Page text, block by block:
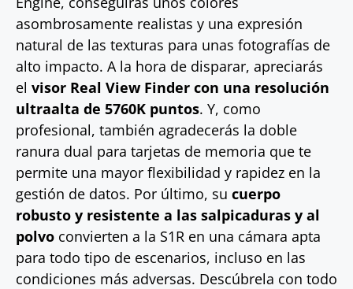
asombrosamente realistas y una expresión
natural de las texturas para unas fotografías de
alto impacto. A la hora de disparar, apreciarás
el visor Real View Finder con una resolución
ultraalta de 5760K puntos. Y, como
profesional, también agradecerás la doble
ranura dual para tarjetas de memoria que te
permite una mayor flexibilidad y rapidez en la
gestión de datos. Por último, su cuerpo
robusto y resistente a las salpicaduras y al
polvo convierten a la S1R en una cámara apta
para todo tipo de escenarios, incluso en las
condiciones más adversas. Descúbrela con todo